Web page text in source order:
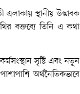
স্থানীয় উদ্ভাবক
বক্তব্যে তিনি এ কথা
সৃষ্টি এবং নতুন
অর্থনৈতিকভাবে